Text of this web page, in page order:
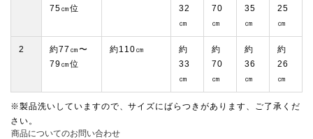
75㎝位
32
㎝
70
㎝
35
㎝
25
㎝
2
約77㎝〜
79㎝位
約110㎝
約
33
㎝
約
70
㎝
約
36
㎝
約
26
㎝
※製品洗いしていますので、サイズにばらつきがあります、ご了承くだ
さい。
商品についてのお問い合わせ